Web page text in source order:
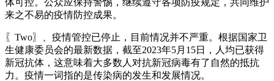
来之不易的疫情防控成果。
〖Two〗、疫情管控已停止，目前情况并不严重。根据国家卫
生健康委员会的最新数据，截至2023年5月15日，人均已获得
新冠抗体，这意味着大多数人对抗新冠病毒有了自然的抵抗
力。疫情一词指的是传染病的发生和发展情况。